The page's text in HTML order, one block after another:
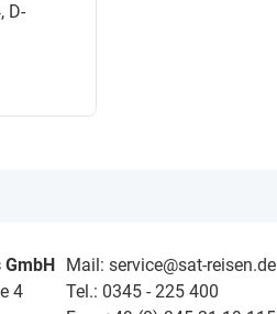
D-
4
Mail: service@sat-reisen.de
Tel.: 0345 - 225 400